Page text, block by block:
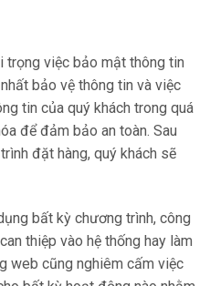
trọng việc bảo mật thông tin
bảo vệ thông tin và việc
tin của quý khách trong quá
để đảm bảo an toàn. Sau
đặt hàng, quý khách sẽ
bất kỳ chương trình, công
thiệp vào hệ thống hay làm
web cũng nghiêm cấm việc